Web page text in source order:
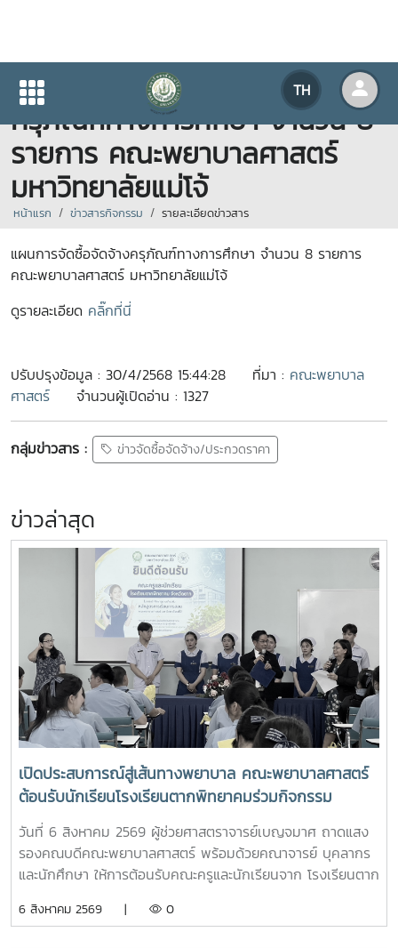
TH
ประกาศแผนการจัดซื้อจัดจ้าง
ครุภัณฑ์ทางการศึกษา จำนวน 8
รายการ คณะพยาบาลศาสตร์
มหาวิทยาลัยแม่โจ้
หน้าแรก ข่าวสารกิจกรรม รายละเอียดข่าวสาร
แผนการจัดซื้อจัดจ้างครุภัณฑ์ทางการศึกษา จำนวน 8 รายการ
คณะพยาบาลศาสตร์ มหาวิทยาลัยแม่โจ้
ดูรายละเอียด คลิ๊กที่นี่
ปรับปรุงข้อมูล : 30/4/2568 15:44:28 ที่มา : คณะพยาบาล
ศาสตร์
จำนวนผู้เปิดอ่าน : 1327
กลุ่มข่าวสาร : ข่าวจัดซื้อจัดจ้าง/ประกวดราคา
ข่าวล่าสุด
เปิดประสบการณ์สู่เส้นทางพยาบาล คณะพยาบาลศาสตร์
ต้อนรับนักเรียนโรงเรียนตากพิทยาคมร่วมกิจกรรม
"Future Nurse Portfolio"
วันที่ 6 สิงหาคม 2569 ผู้ช่วยศาสตราจารย์เบญจมาศ ถาดแสง
รองคณบดีคณะพยาบาลศาสตร์ พร้อมด้วยคณาจารย์ บุคลากร
และนักศึกษา ให้การต้อนรับคณะครูและนักเรียนจาก โรงเรียนตาก
ศึกษาต่อด้านพยาบาลศาสตร์ ณ ห้อง E403 ชั้น 4ในการนี้ ผู้
6 สิงหาคม 2569 | 0